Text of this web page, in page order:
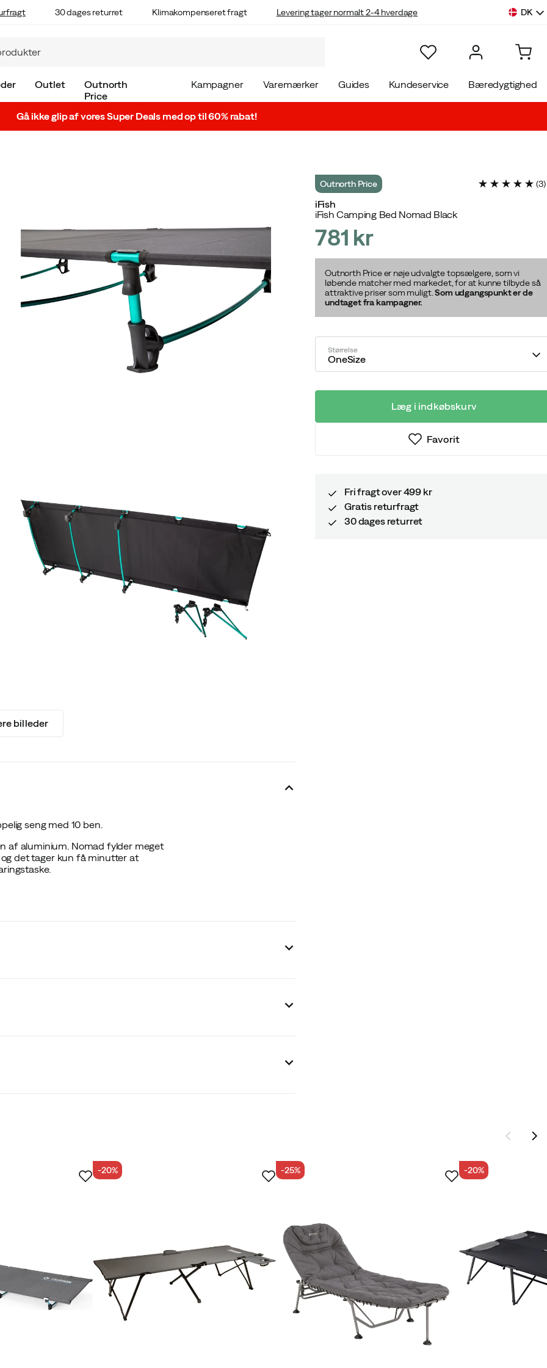
30 dages returret Klimakompenseret fragt Levering tager normalt 2-4 hverdage DK
Outlet
Outnorth
Price
Kampagner Varemærker Guides Kundeservice Bæredygtighed
Gå ikke glip af vores Super Deals med op til 60% rabat!
billeder
seng med 10 ben.
af aluminium. Nomad fylder meget
det tager kun få minutter at
Outnorth Price (3)
iFish
iFish Camping Bed Nomad Black
price
781 kr
Outnorth Price er nøje udvalgte topsælgere, som vi
løbende matcher med markedet, for at kunne tilbyde så
attraktive priser som muligt.Som udgangspunkt er de
undtaget fra kampagner.
Størrelse
OneSize
Læg i indkøbskurv
Favorit
Fri fragt over 499 kr
Gratis returfragt
30 dages returret
-20% -25% -20%